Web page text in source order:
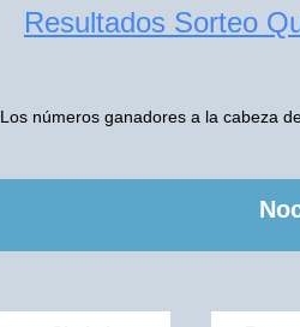
Resultados Sorteo
Los números ganadores a la cabeza